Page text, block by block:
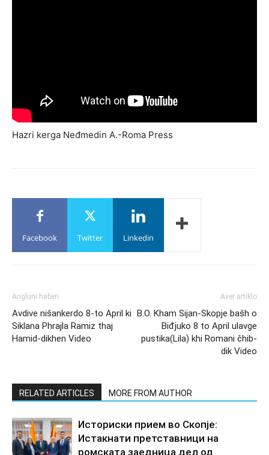
Hazri kerga Neđmedin A.-Roma Press
Facebook Twitter Linkedin
Angluni haberi
Avdive nišankerdo 8-to April ki
Siklana Phrajla Ramiz thaj
Hamid-dikhen Video
Aver artiklo
B.O. Kham Sijan-Skopje bašh o
Biđjuko 8 to April ulavge
pustika(Lila) khi Romani čhib-
dik Video
RELATED ARTICLES MORE FROM AUTHOR
Историски прием во Скопје:
Истакнати претставници на
ромската заедница дел од